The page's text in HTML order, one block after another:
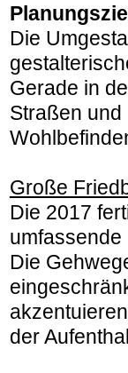
Die
Gerade in
Straßen und
Große
Die 2017
Die
der